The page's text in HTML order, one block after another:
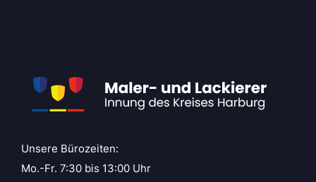
Unsere Bürozeiten:
Mo.-Fr. 7:30 bis 13:00 Uhr